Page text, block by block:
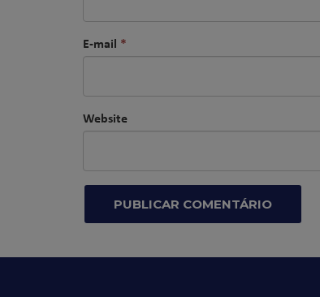
E-mail *
Website